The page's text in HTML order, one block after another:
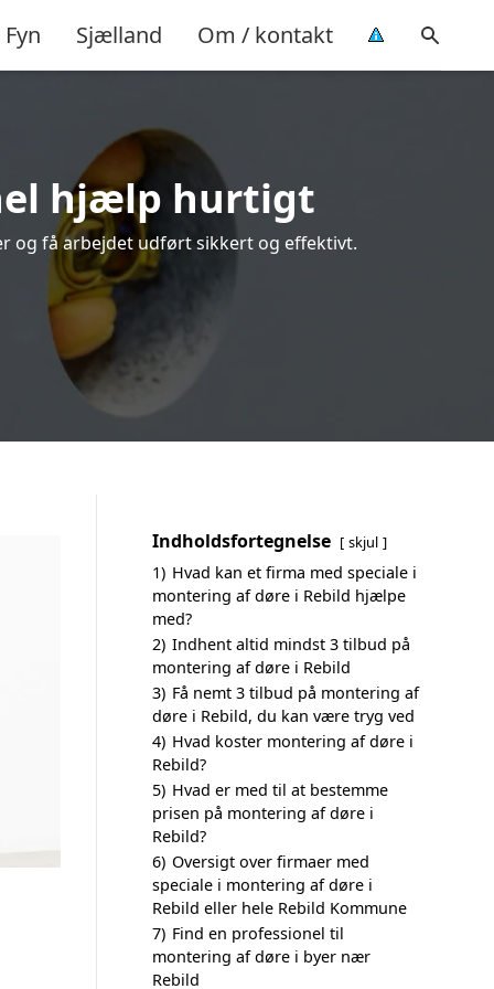
Fyn Sjælland Om / kontakt
hjælp hurtigt
og få arbejdet udført sikkert og effektivt.
Indholdsfortegnelse skjul
1) Hvad kan et firma med speciale i
montering af døre i Rebild hjælpe
med?
2) Indhent altid mindst 3 tilbud på
montering af døre i Rebild
3) Få nemt 3 tilbud på montering af
døre i Rebild, du kan være tryg ved
4) Hvad koster montering af døre i
Rebild?
5) Hvad er med til at bestemme
prisen på montering af døre i
Rebild?
6) Oversigt over firmaer med
speciale i montering af døre i
Rebild eller hele Rebild Kommune
7) Find en professionel til
montering af døre i byer nær
Rebild